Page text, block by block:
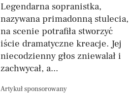
Legendarna sopranistka,
nazywana primadonną stulecia,
na scenie potrafiła stworzyć
iście dramatyczne kreacje. Jej
niecodzienny głos zniewalał i
zachwycał, a...
Artykuł sponsorowany